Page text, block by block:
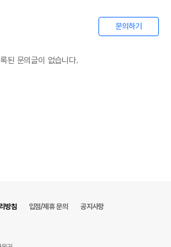
문의하기
된 문의글이 없습니다.
방침 입점/제휴 문의 공지사항